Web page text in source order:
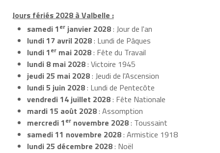
Jours fériés 2028 à Valbelle :
samedi 1er janvier 2028: Jour de l'an
lundi 17 avril 2028: Lundi de Pâques
lundi 1er mai 2028: Fête du Travail
lundi 8 mai 2028: Victoire 1945
jeudi 25 mai 2028: Jeudi de l'Ascension
lundi 5 juin 2028: Lundi de Pentecôte
vendredi 14 juillet 2028: Fête Nationale
mardi 15 août 2028: Assomption
mercredi 1er novembre 2028: Toussaint
samedi 11 novembre 2028: Armistice 1918
lundi 25 décembre 2028: Noël